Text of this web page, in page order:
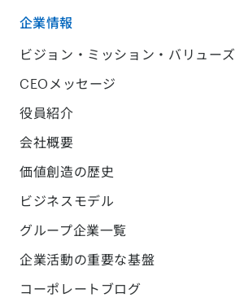
企業情報
ビジョン・ミッション・バリューズ
CEOメッセージ
役員紹介
会社概要
価値創造の歴史
ビジネスモデル
グループ企業一覧
企業活動の重要な基盤
コーポレートブログ